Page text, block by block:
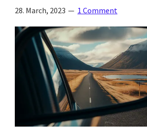
28. March, 2023 1 Comment